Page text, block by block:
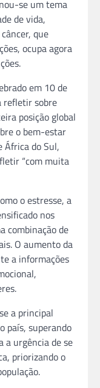
se um tema
de vida,
que
ocupa agora
em 10 de
refletir sobre
posição global
o bem-estar
África do Sul,
“com muita
o estresse, a
nos
combinação de
O aumento da
a informações
a principal
país, superando
a urgência de se
priorizando o